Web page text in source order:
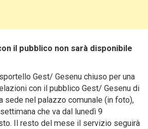
il pubblico non sarà disponibile
Gest/ Gesenu chiuso per una
con il pubblico Gest/ Gesenu di
sede nel palazzo comunale (in foto),
che va dal lunedì 9
Il resto del mese il servizio seguirà